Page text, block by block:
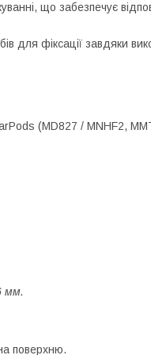
що забезпечує
для фіксації завдяки
(MD827 / MNHF2,
мм.
поверхню.